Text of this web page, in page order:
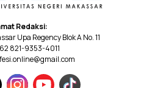
Redaksi:
Upa Regency Blok A No. 11
821-9353-4011